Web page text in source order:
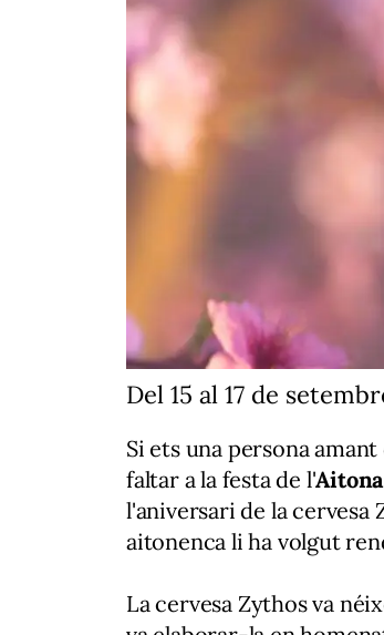
Del 15 al 17 de
Si ets una persona
faltar a la festa de l'
l'aniversari de la cervesa
aitonenca li ha volgut
La cervesa Zythos va